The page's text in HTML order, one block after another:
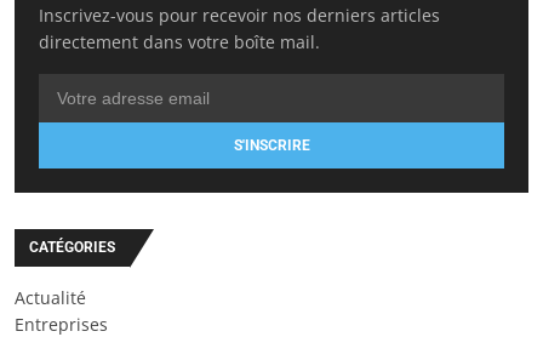
Inscrivez-vous pour recevoir nos derniers articles
directement dans votre boîte mail.
S'INSCRIRE
CATÉGORIES
Actualité
Entreprises